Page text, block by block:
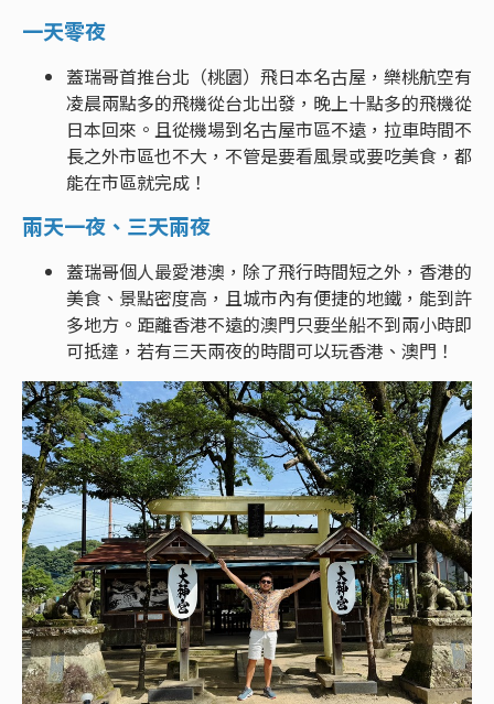
一天零夜
蓋瑞哥首推台北（桃園）飛日本名古屋，樂桃航空有
凌晨兩點多的飛機從台北出發，晚上十點多的飛機從
日本回來。且從機場到名古屋市區不遠，拉車時間不
長之外市區也不大，不管是要看風景或要吃美食，都
能在市區就完成！
兩天一夜、三天兩夜
蓋瑞哥個人最愛港澳，除了飛行時間短之外，香港的
美食、景點密度高，且城市內有便捷的地鐵，能到許
多地方。距離香港不遠的澳門只要坐船不到兩小時即
可抵達，若有三天兩夜的時間可以玩香港、澳門！